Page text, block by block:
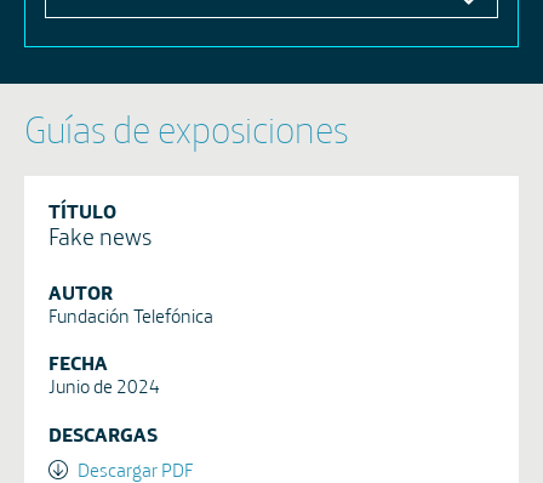
Guías de exposiciones
TÍTULO
Fake news
AUTOR
Fundación Telefónica
FECHA
Junio de 2024
DESCARGAS
Descargar PDF